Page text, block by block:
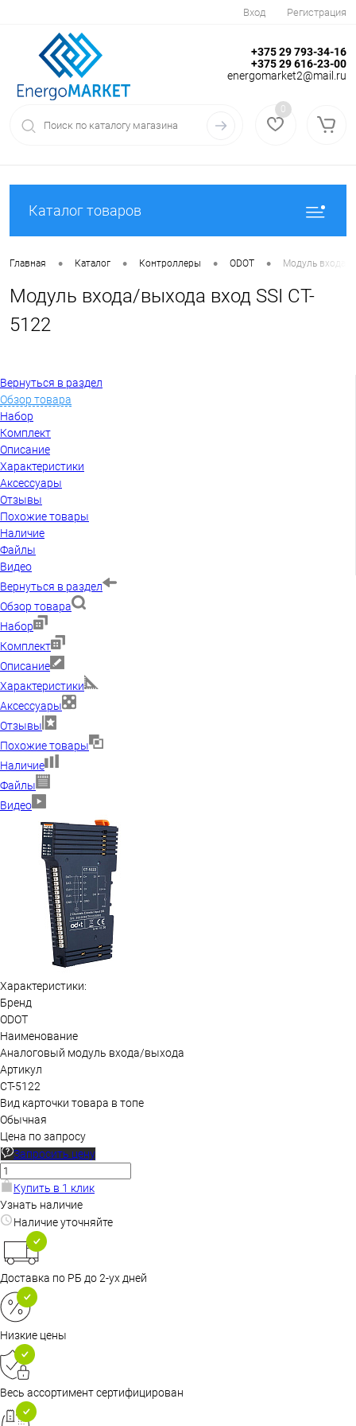
Вход Регистрация
+375 29 793-34-16
+375 29 616-23-00
energomarket2@mail.ru
0
Каталог товаров
Главная • Каталог • Контроллеры • ODOT • Модуль входа/
Модуль входа/выхода вход SSI CT-
5122
Вернуться в раздел
Обзор товара
Набор
Комплект
Описание
Характеристики
Аксессуары
Отзывы
Похожие товары
Наличие
Файлы
Видео
Вернуться в раздел
Обзор товара
Набор
Комплект
Описание
Характеристики
Аксессуары
Отзывы
Похожие товары
Наличие
Файлы
Видео
Характеристики:
Бренд
ODOT
Наименование
Аналоговый модуль входа/выхода
Артикул
CT-5122
Вид карточки товара в топе
Обычная
Цена по запросу
Запросить цену
Купить в 1 клик
Узнать наличие
Наличие уточняйте
Доставка по РБ до 2-ух дней
Низкие цены
Весь ассортимент сертифицирован